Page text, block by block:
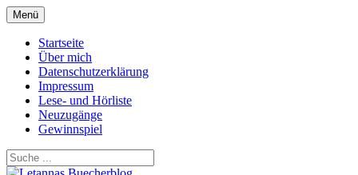
Zum
Inhalt
springen
Menü
Startseite
Über mich
Datenschutzerklärung
Impressum
Lese- und Hörliste
Neuzugänge
Gewinnspiel